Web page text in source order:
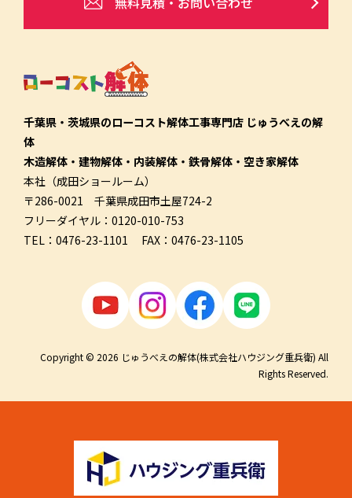
千葉県・茨城県のローコスト解体工事専門店 じゅうべえの解
体
木造解体・建物解体・内装解体・鉄骨解体・空き家解体
本社（成田ショールーム）
〒286-0021 千葉県成田市土屋724-2
フリーダイヤル：0120-010-753
TEL：0476-23-1101 FAX：0476-23-1105
Copyright © 2026 じゅうべえの解体(株式会社ハウジング重兵衛) All
Rights Reserved.